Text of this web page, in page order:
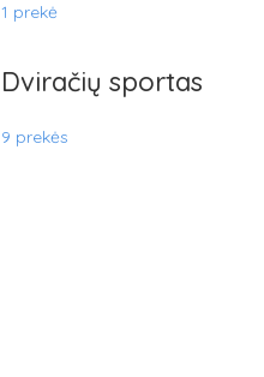
1 prekė
Dviračių sportas
9 prekės